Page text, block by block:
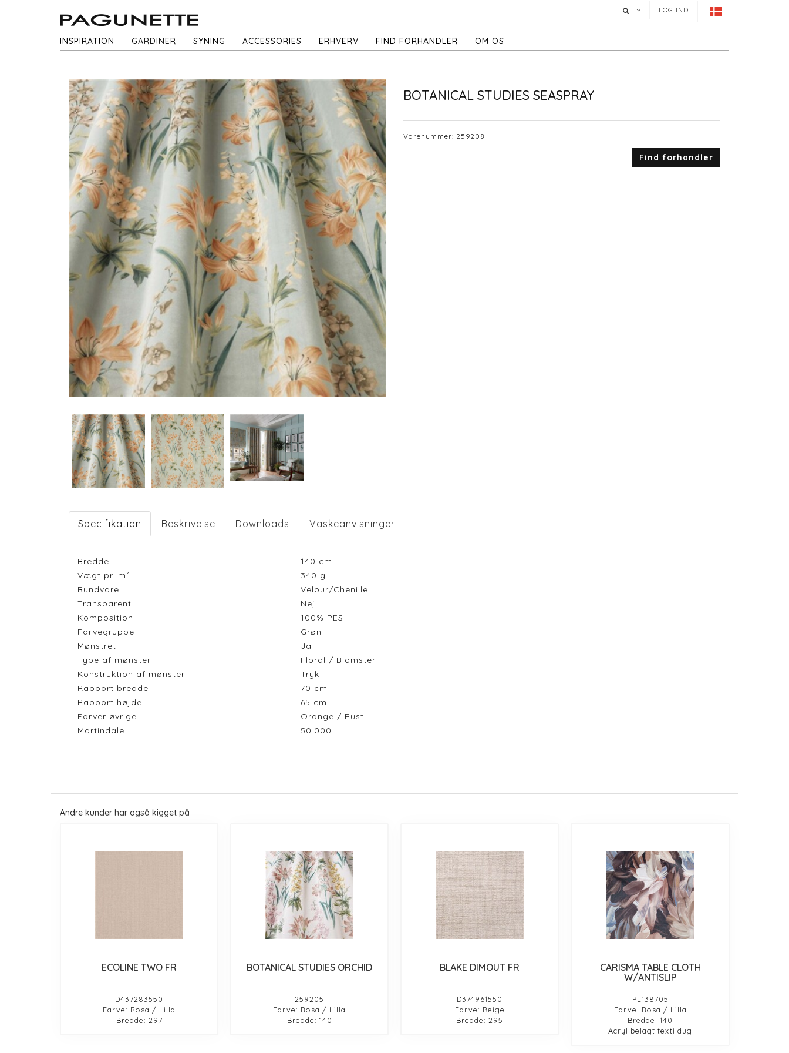
LOG IND
INSPIRATION GARDINER SYNING ACCESSORIES ERHVERV FIND FORHANDLER OM OS
BOTANICAL STUDIES SEASPRAY
Varenummer: 259208
Find forhandler
Specifikation Beskrivelse Downloads Vaskeanvisninger
Bredde 140 cm
Vægt pr. m²
340 g
Bundvare
Velour/Chenille
Transparent
Nej
Komposition
100% PES
Farvegruppe
Grøn
Mønstret
Ja
Type af mønster
Floral / Blomster
Konstruktion af mønster
Tryk
Rapport bredde
70 cm
Rapport højde
65 cm
Farver øvrige
Orange / Rust
Martindale
50.000
Andre kunder har også kigget på
ECOLINE TWO FR
D437283550
Farve: Rosa / Lilla
Bredde: 297
BOTANICAL STUDIES ORCHID
259205
Farve: Rosa / Lilla
Bredde: 140
BLAKE DIMOUT FR
D374961550
Farve: Beige
Bredde: 295
CARISMA TABLE CLOTH
W/ANTISLIP
PL138705
Farve: Rosa / Lilla
Bredde: 140
Acryl belagt textildug